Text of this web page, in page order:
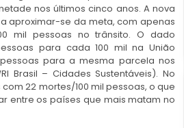
nos últimos cinco anos. A nova
aproximar-se da meta, com apenas
mil pessoas no trânsito. O dado
para cada 100 mil na União
para a mesma parcela nos
Brasil – Cidades Sustentáveis). No
22 mortes/100 mil pessoas, o que
entre os países que mais matam no